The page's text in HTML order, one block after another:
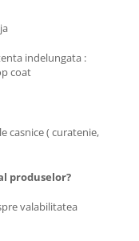
indelungata :
coat
casnice ( curatenie,
produselor?
valabilitatea